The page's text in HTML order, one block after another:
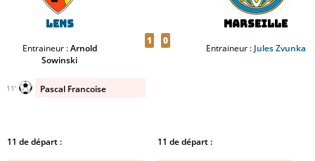
Lens
Entraineur :Arnold
Sowinski
1 0
Marseille
Entraineur : Jules Zvunka
Pascal Francoise
11'
11 de départ : 11 de départ :